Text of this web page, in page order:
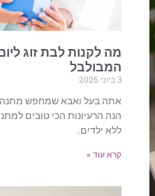
מה לקנות לבת זוג
המבולבל
3 ביוני 2026
אתה בעל ואבא שמחפש
הנה הרעיונות הכי טובים
ללא ילדים.
קרא עוד »